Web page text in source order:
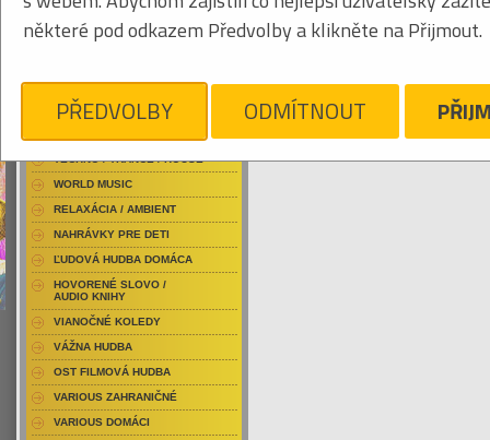
Je nám ľúto, ale pre daný žáner/
RAP / HIP HOP DOMÁCI
RAP / HIP HOP ZAHRANIČNÝ
DVD / HUDBA
PUNK / HARDCORE
TECHNO / TRANCE / HOUSE
WORLD MUSIC
RELAXÁCIA / AMBIENT
NAHRÁVKY PRE DETI
ĽUDOVÁ HUDBA DOMÁCA
HOVORENÉ SLOVO /
AUDIO KNIHY
VIANOČNÉ KOLEDY
VÁŽNA HUDBA
OST FILMOVÁ HUDBA
VARIOUS ZAHRANIČNÉ
VARIOUS DOMÁCI
některé pod odkazem Předvolby a klikněte na Přijmout.
PŘEDVOLBY ODMÍTNOUT